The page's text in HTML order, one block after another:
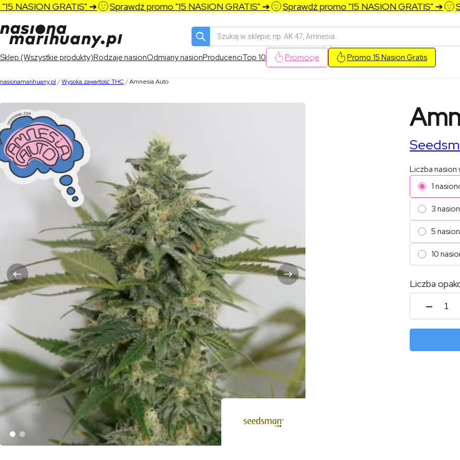
NASION GRATIS" ➔ Sprawdź promo "15 NASION GRATIS" ➔ Sprawdź promo "15 NASION GRATIS" ➔
Wyszukiwarka
produktów
Sklep (Wszystkie produkty)Rodzaje nasionOdmiany nasionProducenciTop 10 Promocje Promo 15 Nasion Gratis
nasionamarihuany.pl /Wysoka zawartość THC/Amnesia Auto
Liczba nasion
1
3
5 nasion
10
Liczba
ilość
Auto